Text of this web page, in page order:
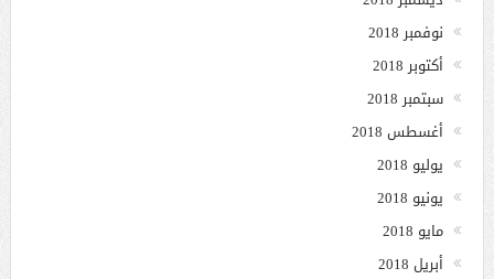
نوفمبر 2018
أكتوبر 2018
سبتمبر 2018
أغسطس 2018
يوليو 2018
يونيو 2018
مايو 2018
أبريل 2018